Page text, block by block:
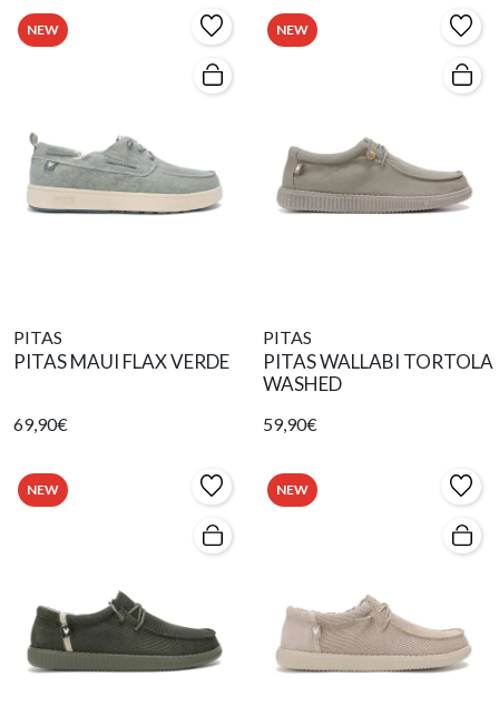
NEW
PITAS
PITAS MAUI FLAX VERDE
69,90€
NEW
PITAS
PITAS WALLABI TORTOLA
WASHED
59,90€
NEW NEW